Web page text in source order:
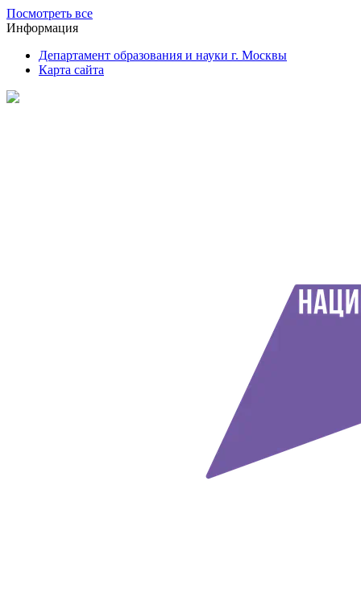
Посмотреть все
Информация
Департамент образования и науки г. Москвы
Карта сайта